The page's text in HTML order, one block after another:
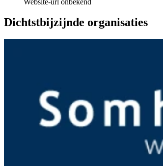
Dichtstbijzijnde organisaties